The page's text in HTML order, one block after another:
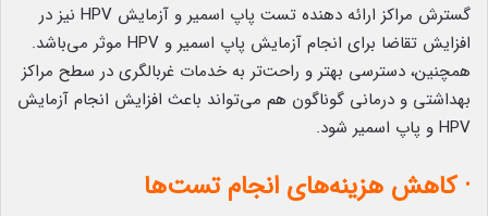
گسترش مراکز ارائه دهنده تست پاپ اسمیر و آزمایش HPV نیز در
افزایش تقاضا برای انجام آزمایش‌ پاپ اسمیر و HPV موثر می‌باشد.
همچنین، دسترسی بهتر و راحت‌تر به خدمات غربالگری در سطح مراکز
بهداشتی و درمانی گوناگون هم می‌تواند باعث افزایش انجام آزمایش
HPV و پاپ اسمیر شود.
· کاهش هزینه‌های انجام تست‌ها